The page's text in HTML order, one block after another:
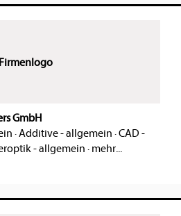
Firmenlogo
GmbH
·Additive - allgemein ·CAD -
- allgemein · mehr...